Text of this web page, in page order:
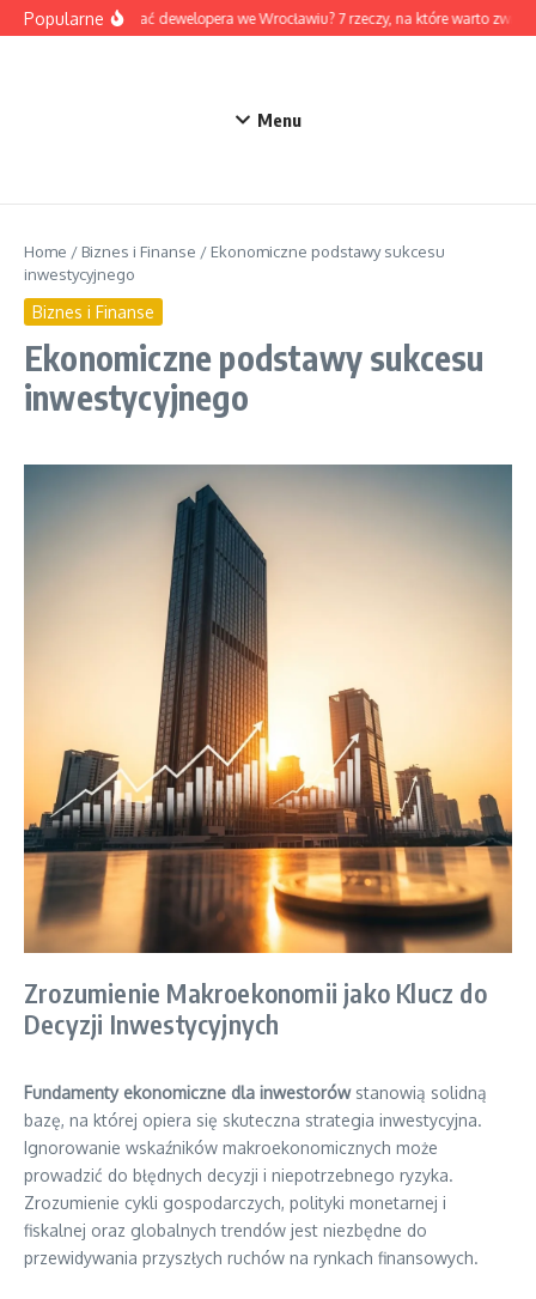
Przejdź do treści
PopularneJak wybrać dewelopera we Wrocławiu? 7 rzeczy, na które warto
Menu
Home / Biznes i Finanse / Ekonomiczne podstawy sukcesu
inwestycyjnego
Biznes i Finanse
Ekonomiczne podstawy sukcesu
inwestycyjnego
Zrozumienie Makroekonomii jako Klucz do
Decyzji Inwestycyjnych
Fundamenty ekonomiczne dla inwestorówstanowią solidną
bazę, na której opiera się skuteczna strategia inwestycyjna.
Ignorowanie wskaźników makroekonomicznych może
prowadzić do błędnych decyzji i niepotrzebnego ryzyka.
Zrozumienie cykli gospodarczych, polityki monetarnej i
fiskalnej oraz globalnych trendów jest niezbędne do
przewidywania przyszłych ruchów na rynkach finansowych.